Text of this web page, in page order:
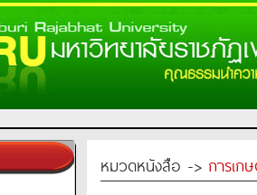
หมวดหนังสือ -> การเก